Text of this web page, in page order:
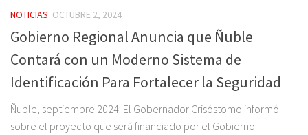
NOTICIAS OCTUBRE 2, 2024
Gobierno Regional Anuncia que Ñuble
Contará con un Moderno Sistema de
Identificación Para Fortalecer la Seguridad
Ñuble, septiembre 2024: El Gobernador Crisóstomo informó
sobre el proyecto que será financiado por el Gobierno